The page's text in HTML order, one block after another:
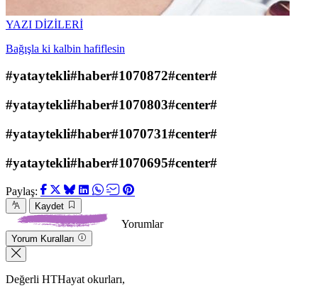
YAZI DİZİLERİ
Bağışla ki kalbin hafiflesin
#yataytekli#haber#1070872#center#
#yataytekli#haber#1070803#center#
#yataytekli#haber#1070731#center#
#yataytekli#haber#1070695#center#
Paylaş:
Kaydet
Yorumlar
Yorum Kuralları
Değerli HTHayat okurları,